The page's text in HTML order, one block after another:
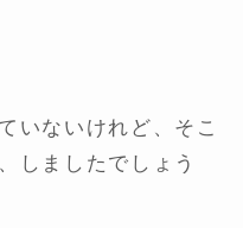
いないけれど、そこ
しましたでしょう